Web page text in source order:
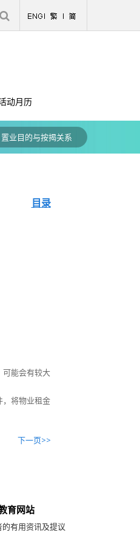
登入
动月历
置业目的与按揭关系
目录
可能会有较大
，将物业租金
下一页>>
育网站
有用资讯及提议